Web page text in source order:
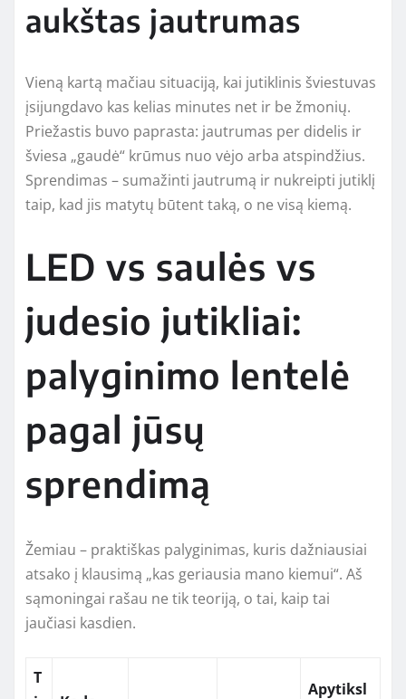
aukštas jautrumas
Vieną kartą mačiau situaciją, kai jutiklinis šviestuvas
įsijungdavo kas kelias minutes net ir be žmonių.
Priežastis buvo paprasta: jautrumas per didelis ir
šviesa „gaudė“ krūmus nuo vėjo arba atspindžius.
Sprendimas – sumažinti jautrumą ir nukreipti jutiklį
taip, kad jis matytų būtent taką, o ne visą kiemą.
LED vs saulės vs
judesio jutikliai:
palyginimo lentelė
pagal jūsų
sprendimą
Žemiau – praktiškas palyginimas, kuris dažniausiai
atsako į klausimą „kas geriausia mano kiemui“. Aš
sąmoningai rašau ne tik teoriją, o tai, kaip tai
jaučiasi kasdien.
T
Apytiksl